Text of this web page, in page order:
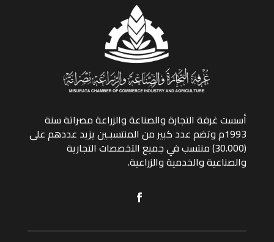
أسست غرفة التجارة والصناعة والزراعة مصراتة سنة
1993م وتضم عدد كبير من المنتسبـين يزيد عددهم على
(30.000) منتسب في جميع التخصصات التجارية
والصناعية والخدمية والزراعية.